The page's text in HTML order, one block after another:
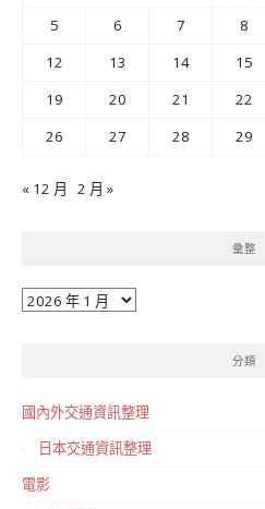
5
6 7 8
12
13 14 15
19
20 21 22
26
27 28 29
« 12 月 2 月 »
彙整
彙
分類
國內外交通資訊整理
日本交通資訊整理
電影